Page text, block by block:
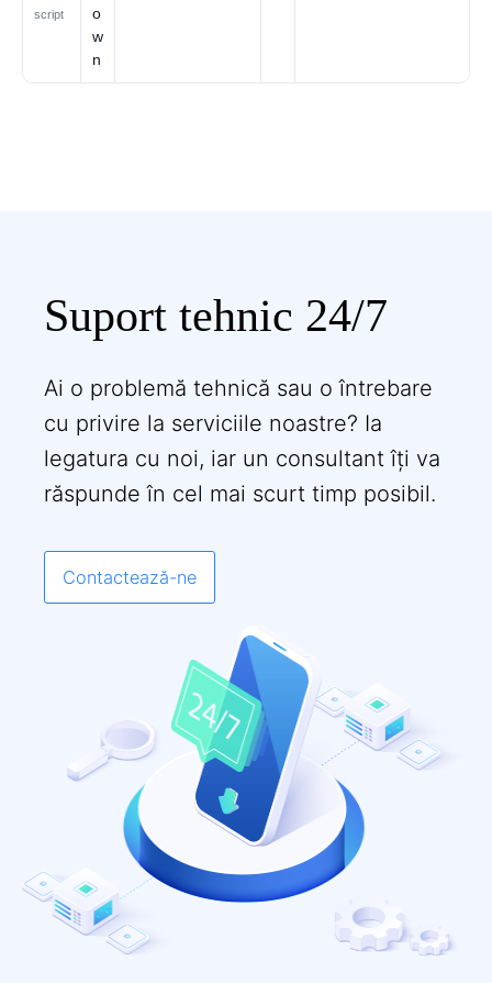
script
o
w
n
Suport tehnic 24/7
Ai o problemă tehnică sau o întrebare
cu privire la serviciile noastre? Ia
legatura cu noi, iar un consultant îți va
răspunde în cel mai scurt timp posibil.
Contactează-ne